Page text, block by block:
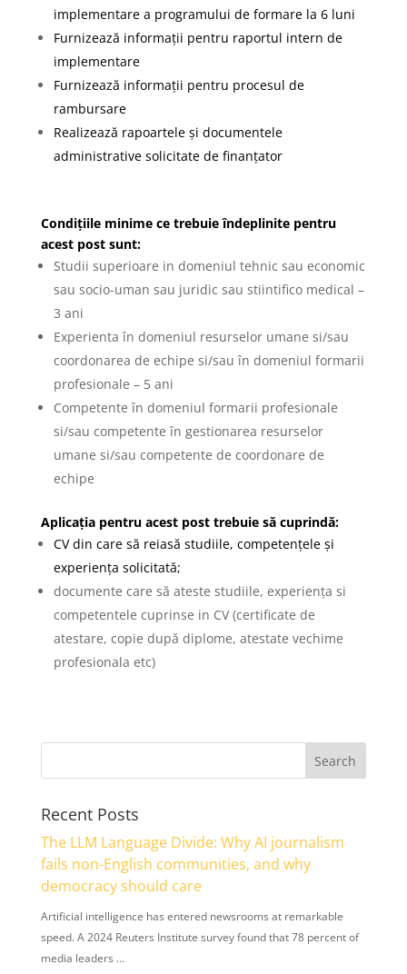
implementare a programului de formare la 6 luni
Furnizează informații pentru raportul intern de
implementare
Furnizează informații pentru procesul de
rambursare
Realizează rapoartele și documentele
administrative solicitate de finanțator
Condițiile minime ce trebuie îndeplinite pentru
acest post sunt:
Studii superioare in domeniul tehnic sau economic
sau socio-uman sau juridic sau stiintifico medical –
3 ani
Experienta în domeniul resurselor umane si/sau
coordonarea de echipe si/sau în domeniul formarii
profesionale – 5 ani
Competente în domeniul formarii profesionale
si/sau competente în gestionarea resurselor
umane si/sau competente de coordonare de
echipe
Aplicația pentru acest post trebuie să cuprindă:
CV din care să reiasă studiile, competențele și
experiența solicitată;
documente care să ateste studiile, experiența si
competentele cuprinse in CV (certificate de
atestare, copie după diplome, atestate vechime
profesionala etc)
Recent Posts
The LLM Language Divide: Why AI journalism
fails non-English communities, and why
democracy should care
Artificial intelligence has entered newsrooms at remarkable
speed. A 2024 Reuters Institute survey found that 78 percent of
media leaders …